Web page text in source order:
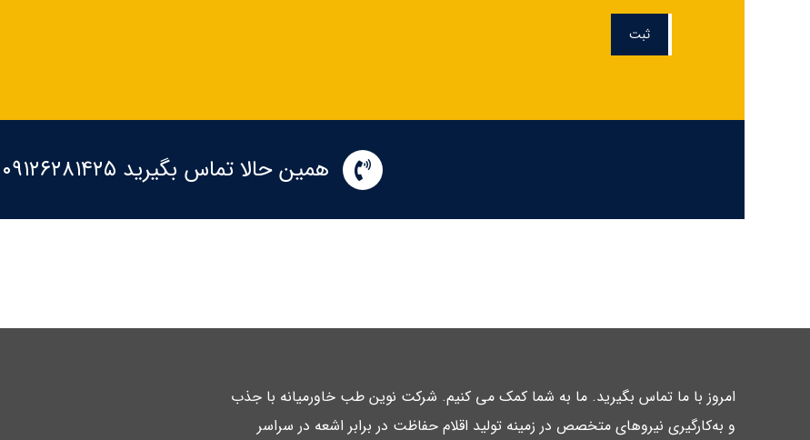
ثبت
همین حالا تماس بگیرید ۰۹۱۲۶۲۸۱۴۲۵
امروز با ما تماس بگیرید. ما به شما کمک می کنیم. شرکت نوین طب خاورمیانه با جذب
و به‌کارگیری نیروهای متخصص در زمینه تولید اقلام حفاظت در برابر اشعه در سراسر